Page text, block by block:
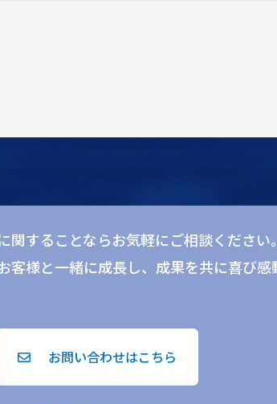
関することならお気軽にご相談ください
様と一緒に成長し、成果を共に喜び
お問い合わせはこちら